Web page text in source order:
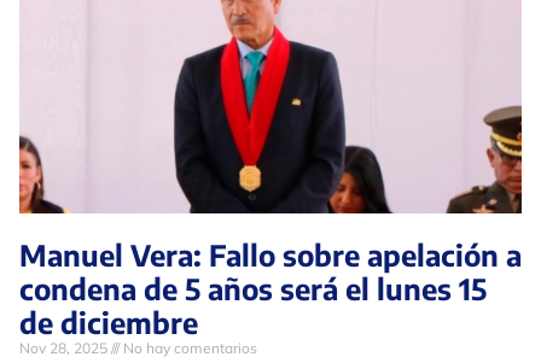
Manuel Vera: Fallo sobre apelación a
condena de 5 años será el lunes 15
de diciembre
Nov 28, 2025 No hay comentarios